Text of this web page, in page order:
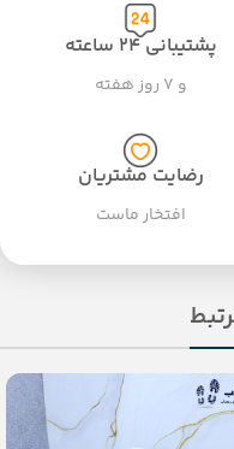
پشتیبانی ۲۴ ساعته
و ۷ روز هفته
رضایت مشتریان
افتخار ماست